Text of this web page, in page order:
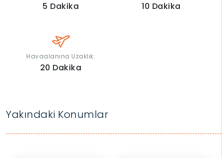
5 Dakika 10 Dakika
Havaalanına Uzaklık:
20 Dakika
Yakındaki Konumlar